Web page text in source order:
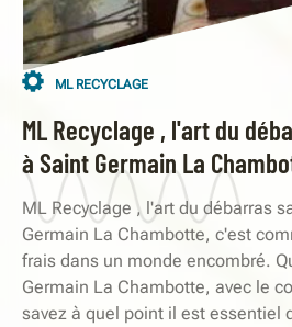
ML RECYCLAGE
ML Recyclage , l'art du
à Saint Germain La
ML Recyclage , l'art du débarras
Germain La Chambotte, c'est
frais dans un monde encombré.
Germain La Chambotte, avec le
savez à quel point il est essentiel